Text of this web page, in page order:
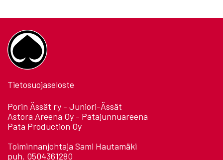
Tietosuojaseloste
Porin Ässät ry - Juniori-Ässät
Astora Areena Oy - Patajunnuareena
Pata Production Oy
Toiminnanjohtaja Sami Hautamäki
puh. 0504361280